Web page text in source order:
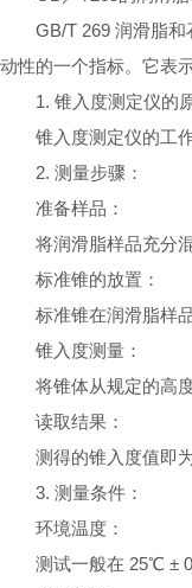
GB/T 269 润滑脂
动性的一个指标。它表
1. 锥入度测定仪的
锥入度测定仪的工
2. 测量步骤：
准备样品：
将润滑脂样品充分
标准锥的放置：
标准锥在润滑脂样
锥入度测量：
将锥体从规定的高
读取结果：
测得的锥入度值即
3. 测量条件：
环境温度：
测试一般在 25℃ ±